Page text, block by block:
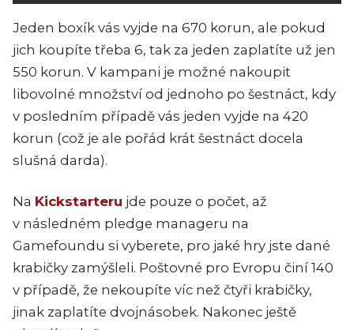
Jeden boxík vás vyjde na 670 korun, ale pokud
jich koupíte třeba 6, tak za jeden zaplatíte už jen
550 korun. V kampani je možné nakoupit
libovolné množství od jednoho po šestnáct, kdy
v posledním případě vás jeden vyjde na 420
korun (což je ale pořád krát šestnáct docela
slušná darda).
Na Kickstarteru jde pouze o počet, až
v následném pledge manageru na
Gamefoundu si vyberete, pro jaké hry jste dané
krabičky zamýšleli. Poštovné pro Evropu činí 140
v případě, že nekoupíte víc než čtyři krabičky,
jinak zaplatíte dvojnásobek. Nakonec ještě